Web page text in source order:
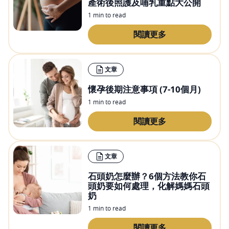
1 min to read
閱讀更多
文章
懷孕後期注意事項 (7-10個月)
1 min to read
閱讀更多
文章
石頭奶怎麼辦？6個方法教你石
頭奶要如何處理，化解媽媽石頭
奶
1 min to read